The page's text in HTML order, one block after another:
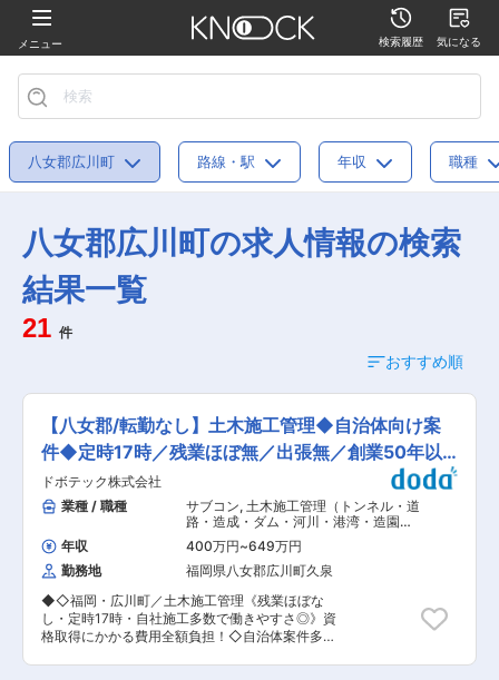
メニュー 検索履歴 気になる
八女郡広川町 路線・駅 年収 職種
八女郡広川町の求人情報の検索
結果一覧
21 件
おすすめ順
【八女郡/転勤なし】土木施工管理◆自治体向け案
件◆定時17時／残業ほぼ無／出張無／創業50年以
上◆
ドボテック株式会社
業種 / 職種
サブコン, 土木施工管理（トンネル・道
路・造成・ダム・河川・港湾・造園な
ど） 土木施工管理（上下水道）
年収 400万円~649万円
勤務地
福岡県八女郡広川町久泉
◆◇福岡・広川町／土木施工管理《残業ほぼな
し・定時17時・自社施工多数で働きやすさ◎》資
格取得にかかる費用全額負担！◇自治体案件多